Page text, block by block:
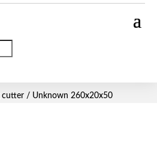
cutter/ Unknown 260x20x50